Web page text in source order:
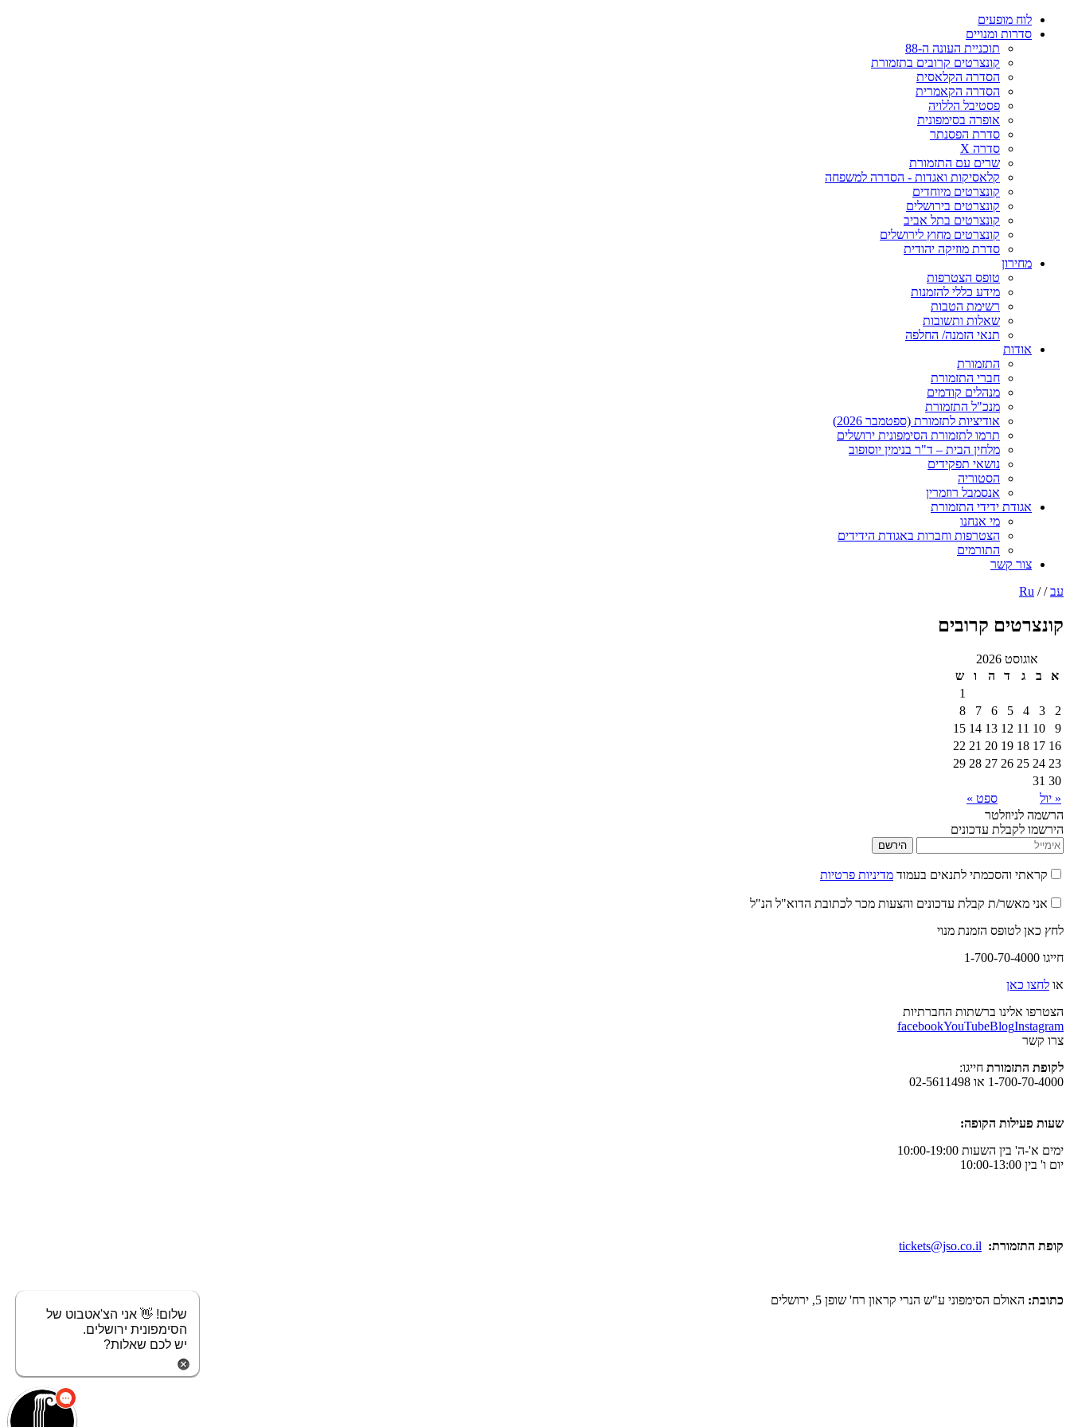
לוח מופעים
סדרות ומנויים
תוכניית העונה ה-88
קונצרטים קרובים בתזמורת
הסדרה הקלאסית
הסדרה הקאמרית
פסטיבל הללויה
אופרה בסימפונית
סדרת הפסנתר
סדרה X
שרים עם התזמורת
קלאסיקות ואגדות - הסדרה למשפחה
קונצרטים מיוחדים
קונצרטים בירושלים
קונצרטים בתל אביב
קונצרטים מחוץ לירושלים
סדרת מוזיקה יהודית
מחירון
טופס הצטרפות
מידע כללי להזמנות
רשימת הטבות
שאלות ותשובות
תנאי הזמנה/ החלפה
אודות
התזמורת
חברי התזמורת
מנהלים קודמים
מנכ"ל התזמורת
אודיציות לתזמורת (ספטמבר 2026)
תרמו לתזמורת הסימפונית ירושלים
מלחין הבית – ד"ר בנימין יוסופוב
נושאי תפקידים
הסטוריה
אנסמבל רוזמרין
אגודת ידידי התזמורת
מי אנחנו
הצטרפות וחברות באגודת הידידים
התורמים
צור קשר
עב/ /
Ru
קונצרטים קרובים
אוגוסט 2026
א
ב ג ד ה ו
ש
1
2
3
4
5
6
7
8
9
10
11
12
13
14
15
16
17
18
19
20
21
22
23
24
25
26
27
28
29
30
31
« יול
ספט »
הרשמה לניוזלטר
הירשמו לקבלת עדכונים
הירשם
קראתי והסכמתי לתנאים בעמוד מדיניות פרטיות
אני מאשר/ת קבלת עדכונים והצעות מכר לכתובת הדוא"ל הנ"ל
לחץ כאן לטופס הזמנת מנוי
חייגו 1-700-70-4000
או לחצו כאן
הצטרפו אלינו ברשתות החברתיות
facebookYouTubeBlogInstagram
צרו קשר
לקופת התזמורת חייגו:
1-700-70-4000 או 02-5611498
שעות פעילות הקופה:
ימים א'-ה' בין השעות 10:00-19:00
יום ו' בין 10:00-13:00
קופת התזמורת: tickets@jso.co.il
כתובת: האולם הסימפוני ע"ש הנרי קראון רח' שופן 5, ירושלים
שלום! 👋 אני הצ'אטבוט של
הסימפונית ירושלים.
יש לכם שאלות?